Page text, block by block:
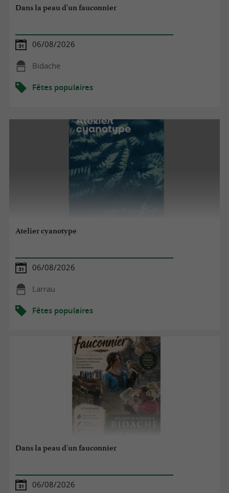
Dans la peau d'un fauconnier
06/08/2026
Bidache
Fêtes populaires
Atelier cyanotype
06/08/2026
Larrau
Fêtes populaires
Dans la peau d'un fauconnier
06/08/2026